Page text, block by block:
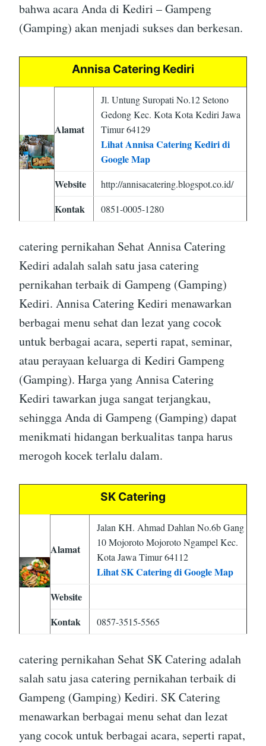
bahwa acara Anda di Kediri – Gampeng
(Gamping) akan menjadi sukses dan berkesan.
Annisa Catering Kediri
Alamat
Jl. Untung Suropati No.12 Setono
Gedong Kec. Kota Kota Kediri Jawa
Timur 64129
Lihat Annisa Catering Kediri di
Google Map
Website
http://annisacatering.blogspot.co.id/
Kontak 0851-0005-1280
catering pernikahan Sehat Annisa Catering
Kediri adalah salah satu jasa catering
pernikahan terbaik di Gampeng (Gamping)
Kediri. Annisa Catering Kediri menawarkan
berbagai menu sehat dan lezat yang cocok
untuk berbagai acara, seperti rapat, seminar,
atau perayaan keluarga di Kediri Gampeng
(Gamping). Harga yang Annisa Catering
Kediri tawarkan juga sangat terjangkau,
sehingga Anda di Gampeng (Gamping) dapat
menikmati hidangan berkualitas tanpa harus
merogoh kocek terlalu dalam.
SK Catering
Alamat
Jalan KH. Ahmad Dahlan No.6b Gang
10 Mojoroto Mojoroto Ngampel Kec.
Kota Jawa Timur 64112
Lihat SK Catering di Google Map
Website
Kontak
0857-3515-5565
catering pernikahan Sehat SK Catering adalah
salah satu jasa catering pernikahan terbaik di
Gampeng (Gamping) Kediri. SK Catering
menawarkan berbagai menu sehat dan lezat
yang cocok untuk berbagai acara, seperti rapat,